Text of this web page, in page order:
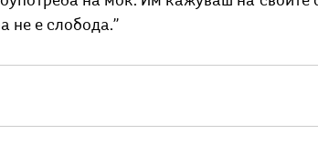
не е слобода.’’